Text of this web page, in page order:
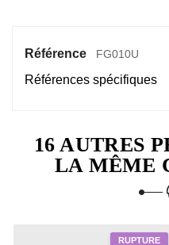
Référence FG010U
Références spécifiques
16 AUTRES
LA MÊME